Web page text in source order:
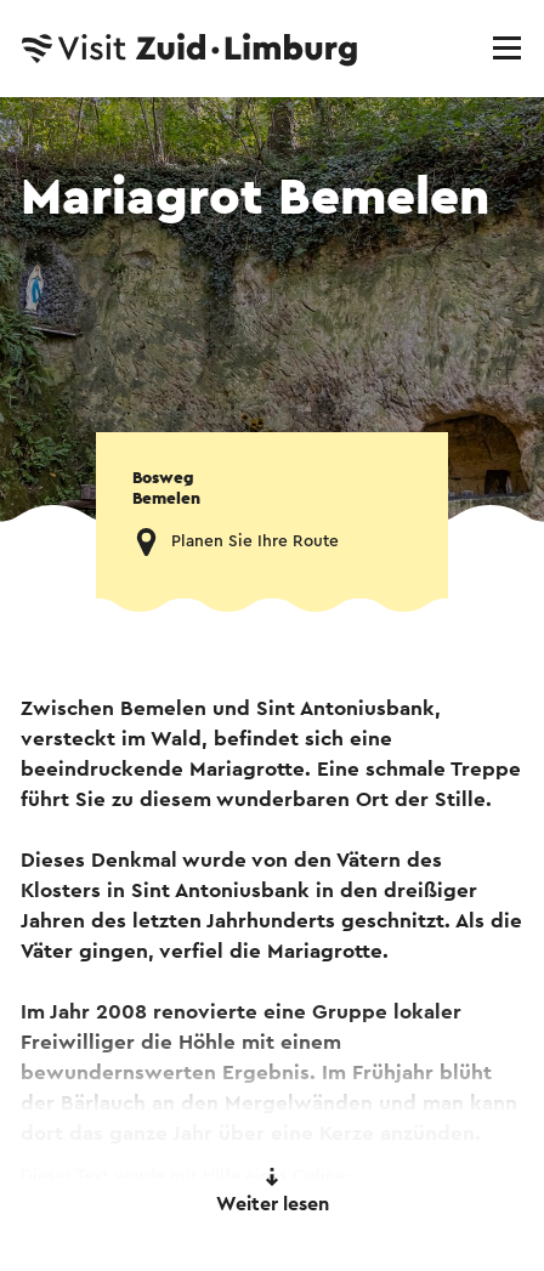
Mariagrot Bemelen
Bosweg
Bemelen
Planen Sie Ihre Route
Zwischen Bemelen und Sint Antoniusbank,
versteckt im Wald, befindet sich eine
beeindruckende Mariagrotte. Eine schmale Treppe
führt Sie zu diesem wunderbaren Ort der Stille.
Dieses Denkmal wurde von den Vätern des
Klosters in Sint Antoniusbank in den dreißiger
Jahren des letzten Jahrhunderts geschnitzt. Als die
Väter gingen, verfiel die Mariagrotte.
Im Jahr 2008 renovierte eine Gruppe lokaler
Freiwilliger die Höhle mit einem
bewundernswerten Ergebnis. Im Frühjahr blüht
der Bärlauch an den Mergelwänden und man kann
Dieser Text wurde mit Hilfe eines Online-
Übersetzungsdienstes automatisch übersetzt.
Weiter lesen